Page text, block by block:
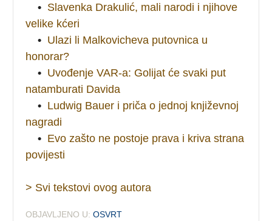
• Slavenka Drakulić, mali narodi i njihove
velike kćeri
• Ulazi li Malkovicheva putovnica u
honorar?
• Uvođenje VAR-a: Golijat će svaki put
natamburati Davida
• Ludwig Bauer i priča o jednoj književnoj
nagradi
• Evo zašto ne postoje prava i kriva strana
povijesti
> Svi tekstovi ovog autora
OBJAVLJENO U: OSVRT